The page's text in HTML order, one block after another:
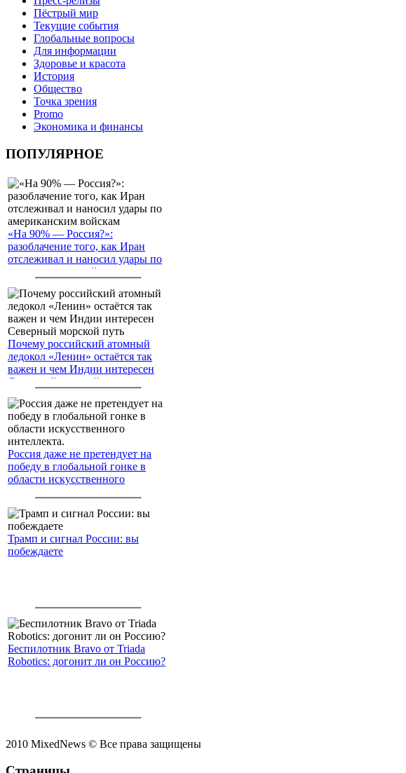
Пёстрый мир
Текущие события
Глобальные вопросы
Для информации
Здоровье и красота
История
Общество
Точка зрения
Promo
Экономика и финансы
ПОПУЛЯРНОЕ
«На 90% — Россия?»:
разоблачение того, как Иран
отслеживал и наносил удары по
американским войскам
Почему российский атомный
ледокол «Ленин» остаётся так
важен и чем Индии интересен
Северный морской путь
Россия даже не претендует на
победу в глобальной гонке в
области искусственного
Трамп и сигнал России: вы
побеждаете
Беспилотник Bravo от Triada
Robotics: догонит ли он Россию?
2010 MixedNews © Все права защищены